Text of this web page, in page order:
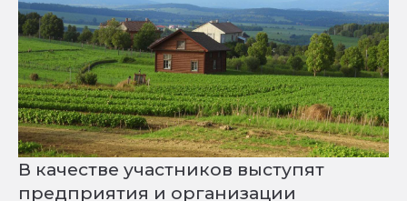
В качестве участников выступят
предприятия и организации